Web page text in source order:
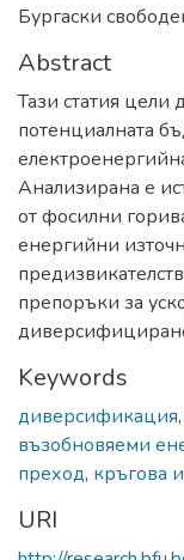
Бургаски
Abstract
Тази статия цели
потенциалната
Анализирана е
от фосилни
енергийни
препоръки за
Keywords
диверсификация,
възобновяеми
преход, кръгова
URI